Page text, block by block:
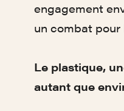
engagement
un combat
Le plastique,
autant que